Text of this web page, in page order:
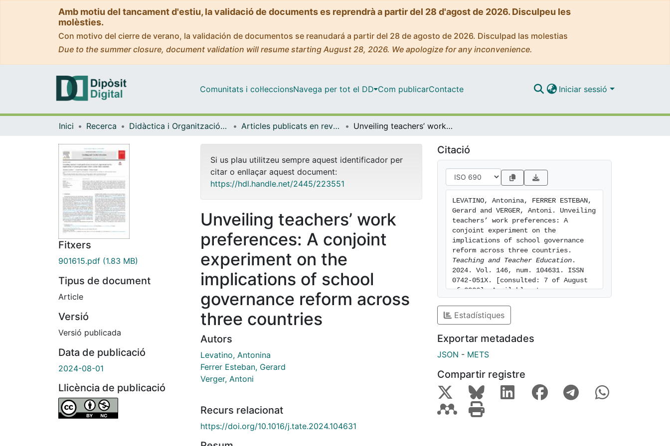
Amb motiu del tancament d'estiu, la validació de documents es reprendrà a partir del 28 d'agost de 2026. Disculpeu les
molèsties.
Con motivo del cierre de verano, la validación de documentos se reanudará a partir del 28 de agosto de 2026. Disculpad las molestias
Due to the summer closure, document validation will resume starting August 28, 2026. We apologize for any inconvenience.
Comunitats i col·leccionsNavega per tot el DD Com publicarContacte Iniciar sessió
Inici Recerca Didàctica i Organització Educativa Articles publicats en revistes (Didàctica i Organització Educativa) Unveiling teachers’ work preferences: A conjoint experiment on the implications of school governance reform across three countries
Fitxers
901615.pdf (1.83 MB)
Tipus de document
Article
Versió
Versió publicada
Data de publicació
2024-08-01
Llicència de publicació
Si us plau utilitzeu sempre aquest identificador per
citar o enllaçar aquest document:
https://hdl.handle.net/2445/223551
Unveiling teachers’ work
preferences: A conjoint
experiment on the
implications of school
governance reform across
three countries
Autors
Levatino, Antonina
Ferrer Esteban, Gerard
Verger, Antoni
Recurs relacionat
https://doi.org/10.1016/j.tate.2024.104631
Citació
LEVATINO, Antonina, FERRER ESTEBAN,
Gerard and VERGER, Antoni. Unveiling
teachers’ work preferences: A
conjoint experiment on the
implications of school governance
Teaching and Teacher Education .
2024. Vol. 146, num. 104631. ISSN
0742-051X. [consulted: 7 of August
of 2026]. Available at:
Estadístiques
Exportar metadades
JSON - METS
Compartir registre